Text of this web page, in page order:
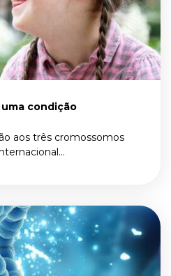
condição
aos três cromossomos